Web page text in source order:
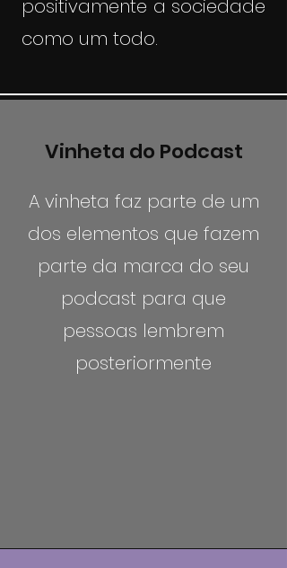
positivamente a sociedade
como um todo.
Vinheta do Podcast
A vinheta faz parte de um
dos elementos que fazem
parte da marca do seu
podcast para que
pessoas lembrem
posteriormente